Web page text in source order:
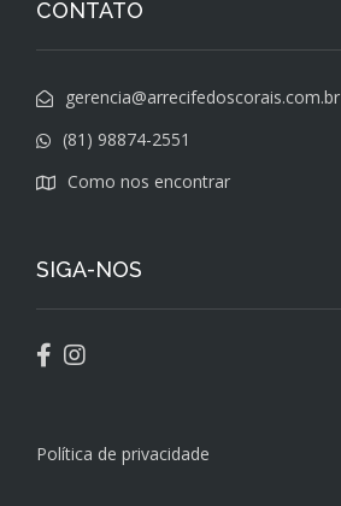
CONTATO
gerencia@arrecifedoscorais.com.br
(81) 98874-2551
Como nos encontrar
SIGA-NOS
Política de privacidade